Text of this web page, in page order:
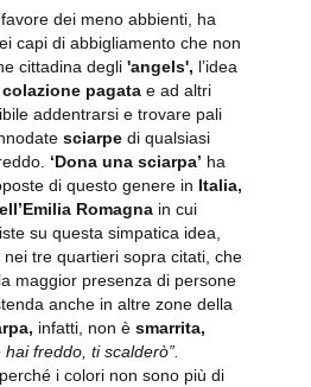
dei meno abbienti, ha
capi di abbigliamento che non
cittadina degli 'angels', l’idea
colazione pagata e ad altri
addentrarsi e trovare pali
sciarpe di qualsiasi
‘Dona una sciarpa’ ha
di questo genere in Italia,
Romagna in cui
su questa simpatica idea,
tre quartieri sopra citati, che
maggior presenza di persone
anche in altre zone della
infatti, non è smarrita,
freddo, ti scalderò”.
i colori non sono più di